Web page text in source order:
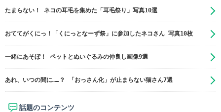
たまらない！ ネコの耳毛を集めた「耳毛祭り」写真10選
おててがくにっ！「くにっとなーず祭」に参加したネコさん 写真10枚
一緒にあそぼ！ ペットとぬいぐるみの仲良し画像9選
あれ、いつの間に……？ 「おっさん化」が止まらない猫さん7選
話題のコンテンツ